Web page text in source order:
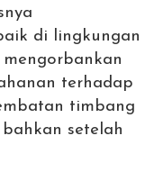
di lingkungan
terhadap
timbang
setelah